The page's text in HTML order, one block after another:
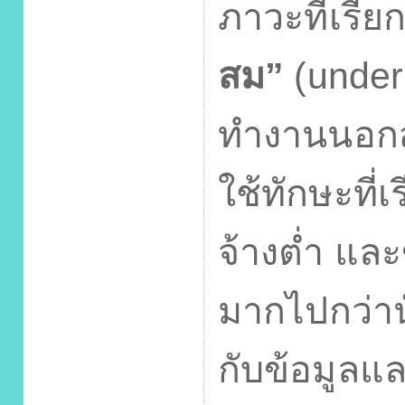
ภาวะที่เรีย
สม”
ทำงานนอ
ใช้ทักษะที่
จ้างต่ำ แล
มากไปกว่
กับข้อมูลแ